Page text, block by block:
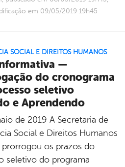
em 09/05/2019 19h45
SOCIAL E DIREITOS HUMANOS
—
do cronograma
seletivo
e Aprendendo
de 2019 A Secretaria de
Social e Direitos Humanos
prorrogou os prazos do
seletivo do programa